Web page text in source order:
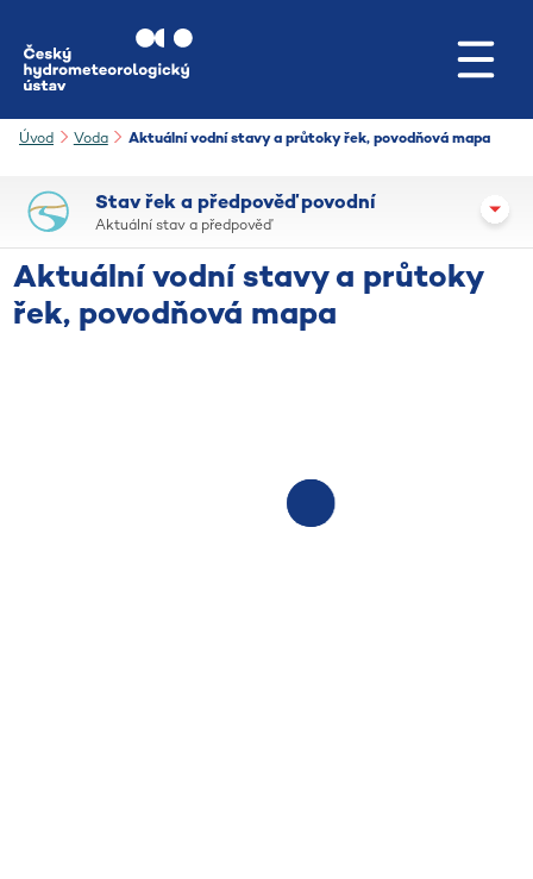
Úvod Voda Aktuální vodní stavy a průtoky řek, povodňová mapa
Stav řek a předpověď povodní
Aktuální stav a předpověď
Aktuální vodní stavy a průtoky
řek, povodňová mapa